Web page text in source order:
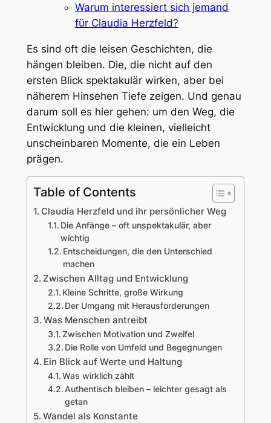
Warum interessiert sich jemand
für Claudia Herzfeld?
Es sind oft die leisen Geschichten, die
hängen bleiben. Die, die nicht auf den
ersten Blick spektakulär wirken, aber bei
näherem Hinsehen Tiefe zeigen. Und genau
darum soll es hier gehen: um den Weg, die
Entwicklung und die kleinen, vielleicht
unscheinbaren Momente, die ein Leben
prägen.
Table of Contents
Claudia Herzfeld und ihr persönlicher Weg
Die Anfänge – oft unspektakulär, aber
wichtig
Entscheidungen, die den Unterschied
machen
Zwischen Alltag und Entwicklung
Kleine Schritte, große Wirkung
Der Umgang mit Herausforderungen
Was Menschen antreibt
Zwischen Motivation und Zweifel
Die Rolle von Umfeld und Begegnungen
Ein Blick auf Werte und Haltung
Was wirklich zählt
Authentisch bleiben – leichter gesagt als
getan
Wandel als Konstante